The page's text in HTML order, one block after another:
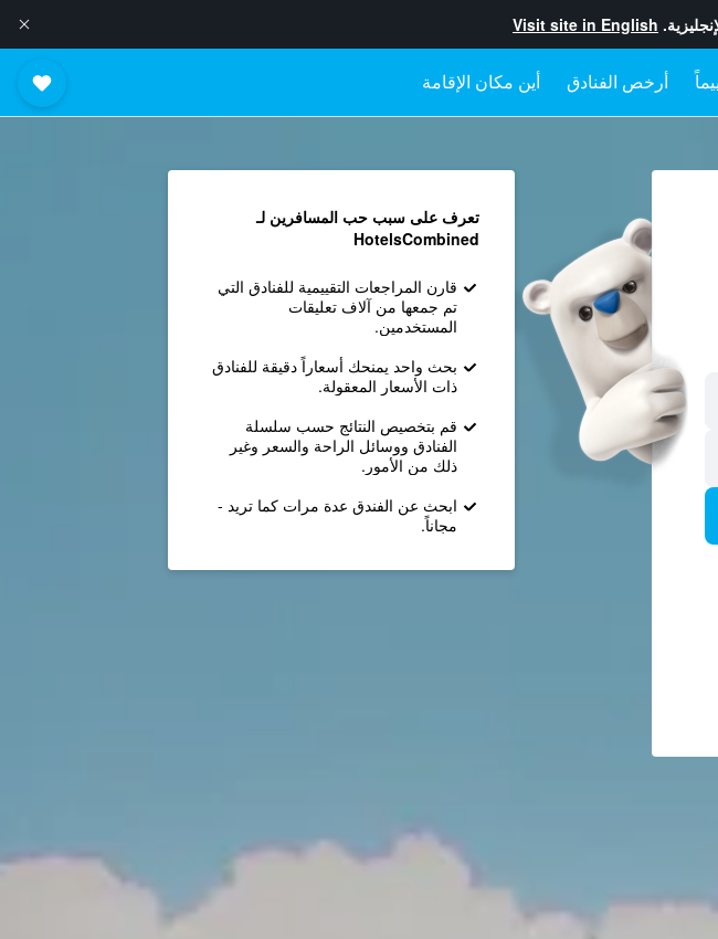
Visit site in English
أرخص الفنادق أين مكان الإقامة
تعرف على سبب حب المسافرين لـ
HotelsCombined
قارن المراجعات التقييمية للفنادق التي
تم جمعها من آلاف تعليقات
المستخدمين.
بحث واحد يمنحك أسعاراً دقيقة للفنادق
ذات الأسعار المعقولة.
قم بتخصيص النتائج حسب سلسلة
الفنادق ووسائل الراحة والسعر وغير
ذلك من الأمور.
ابحث عن الفندق عدة مرات كما تريد -
مجاناً.